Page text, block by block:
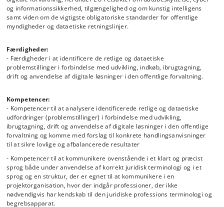
Retlige og dataetiske krav ved opstart af udvikling af
digitale løsninger
Retlige og dataetiske krav til tilrettelæggelse og
(udviklingsprocesuelle krav)
Retlige og dataetiske krav ved ibrugtagning af offentlige
digitale løsninger, herunder dokumentation af test,
uddannelse af personale mv.
løsninger og deres anvendelse
Forberedelse af transformation af lovgivning til
programkode samt retlige krav til
beslutningsstøttesystemer baseret på machine learning
eller andre former for kunstig intelligens (automatisering
Krav til overvågning og tilsyn under drift og anvendelse af offentlige
digitale løsninger, herunder ved mindre ændringer (opdateringer) af
løsningerne.
og informationssikkerhed, tilgængelighed og om kunstig intelligens
samt viden om de vigtigste obligatoriske standarder for offentlige
myndigheder og dataetiske retningslinjer.
Færdigheder:
- Færdigheder i at identificere de retlige og dataetiske
problemstillinger i forbindelse med udvikling, indkøb, ibrugtagning,
drift og anvendelse af digitale løsninger i den offentlige forvaltning.
Kompetencer:
- Kompetencer til at analysere identificerede retlige og dataetiske
udfordringer (problemstillinger) i forbindelse med udvikling,
ibrugtagning, drift og anvendelse af digitale løsninger i den offentlige
forvaltning og komme med forslag til konkrete handlingsanvisninger
til at sikre lovlige og afbalancerede resultater
- Kompetencer til at kommunikere ovenstående i et klart og præcist
sprog både under anvendelse af korrekt juridisk terminologi og i et
sprog og en struktur, der er egnet til at kommunikere i en
projektorganisation, hvor der indgår professioner, der ikke
nødvendigvis har kendskab til den juridiske professions terminologi og
begrebsapparat.